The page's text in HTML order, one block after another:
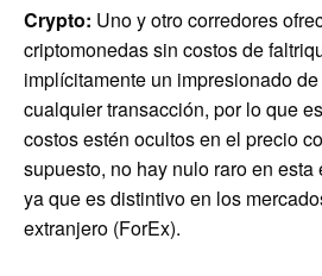
Crypto: Uno y otro corredores
criptomonedas sin costos de
implícitamente un impresionado
cualquier transacción, por lo que
costos estén ocultos en el precio
supuesto, no hay nulo raro en esta
ya que es distintivo en los
extranjero (ForEx).